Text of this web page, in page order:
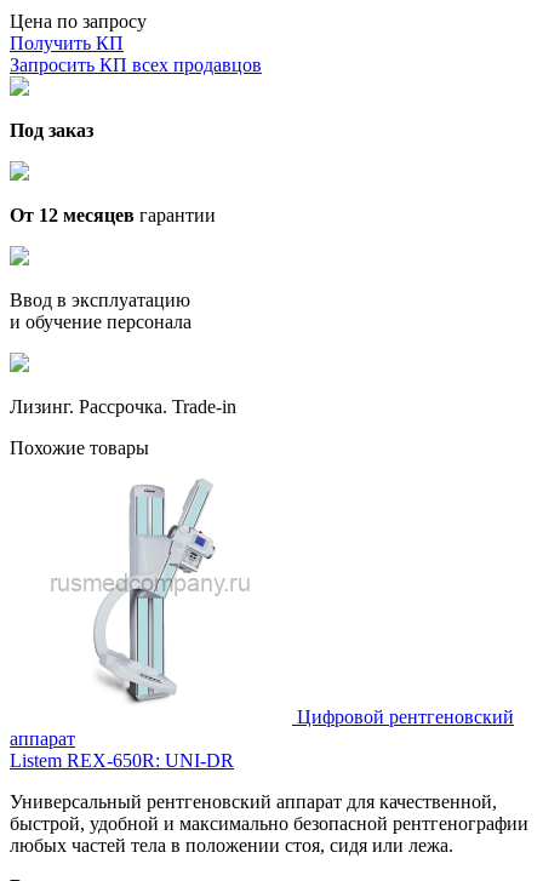
Цена по запросу
Получить КП
Запросить КП всех продавцов
Под заказ
От 12 месяцев гарантии
Ввод в эксплуатацию
и обучение персонала
Лизинг. Рассрочка. Trade-in
Похожие товары
Цифровой рентгеновский
аппарат
Listem REX-650R: UNI-DR
Универсальный рентгеновский аппарат для качественной,
быстрой, удобной и максимально безопасной рентгенографии
любых частей тела в положении стоя, сидя или лежа.